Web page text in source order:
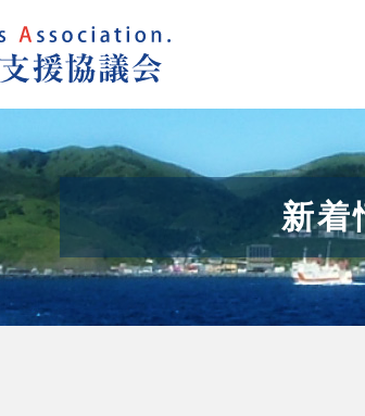
新着